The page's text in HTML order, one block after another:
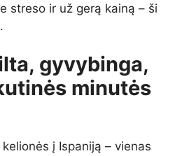
streso ir už gerą kainą – ši
gyvybinga,
minutės
į Ispaniją – vienas